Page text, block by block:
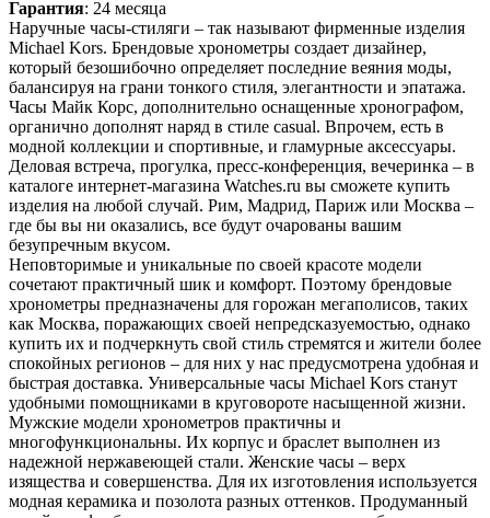
Гарантия: 24 месяца
Наручные часы-стиляги – так называют фирменные изделия
Michael Kors. Брендовые хронометры создает дизайнер,
который безошибочно определяет последние веяния моды,
балансируя на грани тонкого стиля, элегантности и эпатажа.
Часы Майк Корс, дополнительно оснащенные хронографом,
органично дополнят наряд в стиле casual. Впрочем, есть в
модной коллекции и спортивные, и гламурные аксессуары.
Деловая встреча, прогулка, пресс-конференция, вечеринка – в
каталоге интернет-магазина Watches.ru вы сможете купить
изделия на любой случай. Рим, Мадрид, Париж или Москва –
где бы вы ни оказались, все будут очарованы вашим
безупречным вкусом.
Неповторимые и уникальные по своей красоте модели
сочетают практичный шик и комфорт. Поэтому брендовые
хронометры предназначены для горожан мегаполисов, таких
как Москва, поражающих своей непредсказуемостью, однако
купить их и подчеркнуть свой стиль стремятся и жители более
спокойных регионов – для них у нас предусмотрена удобная и
быстрая доставка. Универсальные часы Michael Kors станут
удобными помощниками в круговороте насыщенной жизни.
Мужские модели хронометров практичны и
многофункциональны. Их корпус и браслет выполнен из
надежной нержавеющей стали. Женские часы – верх
изящества и совершенства. Для их изготовления используется
модная керамика и позолота разных оттенков. Продуманный